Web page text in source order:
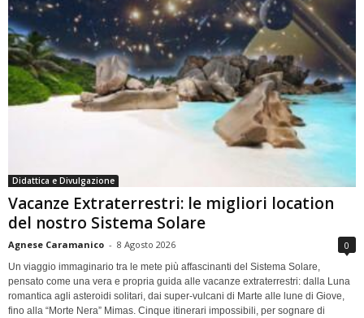
Didattica e Divulgazione
Vacanze Extraterrestri: le migliori location
del nostro Sistema Solare
Agnese Caramanico - 8 Agosto 2026 0
Un viaggio immaginario tra le mete più affascinanti del Sistema Solare,
pensato come una vera e propria guida alle vacanze extraterrestri: dalla Luna
romantica agli asteroidi solitari, dai super-vulcani di Marte alle lune di Giove,
fino alla “Morte Nera” Mimas. Cinque itinerari impossibili, per sognare di